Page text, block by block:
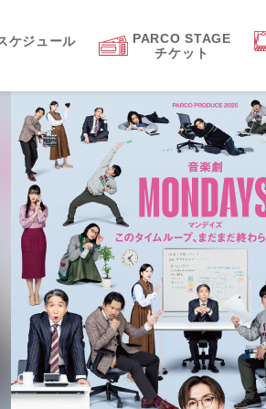
ケジュール
PARCO STAGE
チケット